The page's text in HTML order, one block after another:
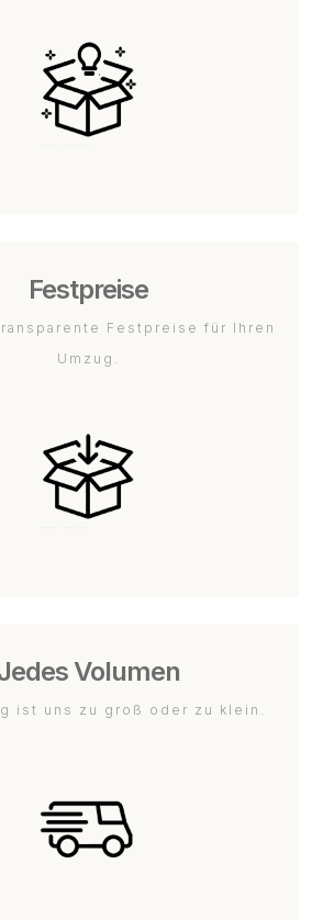
Festpreise
Festpreise für Ihren
Umzug.
Volumen
ist uns zu groß oder zu klein.